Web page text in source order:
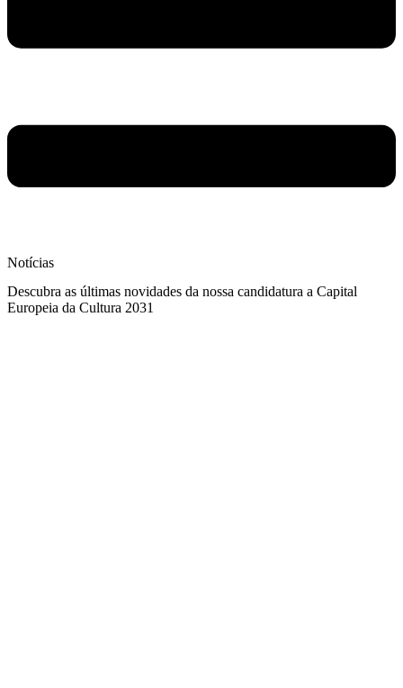
Notícias
Descubra as últimas novidades da nossa candidatura a Capital
Europeia da Cultura 2031